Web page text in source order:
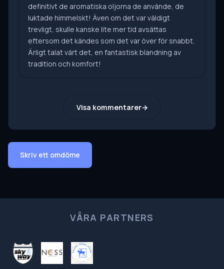
definitivt de aromatiska oljorna de använde, de
luktade himmelskt! Även om det var väldigt
trevligt, skulle kanske lite mer tid avsättas
eftersom det kändes som det var över för snabbt.
Ärligt talat värt det, en fantastisk blandning av
tradition och komfort!
Visa kommentarer
Skriv ett omdöme
VÅRA PARTNERS